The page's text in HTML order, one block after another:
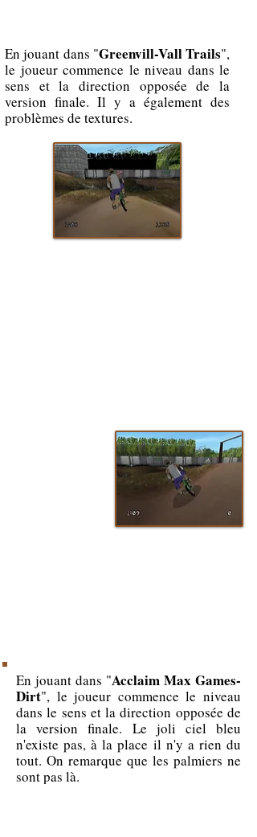
En jouant dans "Greenvill-Vall Trails",
le joueur commence le niveau dans le
sens et la direction opposée de la
version finale. Il y a également des
problèmes de textures.
En jouant dans "Acclaim Max Games-
Dirt", le joueur commence le niveau
dans le sens et la direction opposée de
la version finale. Le joli ciel bleu
n'existe pas, à la place il n'y a rien du
tout. On remarque que les palmiers ne
sont pas là.